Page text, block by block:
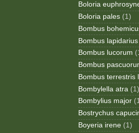
Boloria
Boloria pales (1)
Bombus
Bombus
Bombus lucorum
Bombus
Bombus terrestris
Bombylella atra (1)
Bombylius major
Bostrychus
Boyeria irene (1)